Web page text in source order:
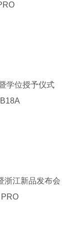
学位授予仪式
浙江新品发布会